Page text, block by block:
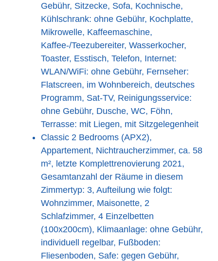
Gebühr, Sitzecke, Sofa, Kochnische,
Kühlschrank: ohne Gebühr, Kochplatte,
Mikrowelle, Kaffeemaschine,
Kaffee-/Teezubereiter, Wasserkocher,
Toaster, Esstisch, Telefon, Internet:
WLAN/WiFi: ohne Gebühr, Fernseher:
Flatscreen, im Wohnbereich, deutsches
Programm, Sat-TV, Reinigungsservice:
ohne Gebühr, Dusche, WC, Föhn,
Terrasse: mit Liegen, mit Sitzgelegenheit
Classic 2 Bedrooms (APX2),
Appartement, Nichtraucherzimmer, ca. 58
m², letzte Komplettrenovierung 2021,
Gesamtanzahl der Räume in diesem
Zimmertyp: 3, Aufteilung wie folgt:
Wohnzimmer, Maisonette, 2
Schlafzimmer, 4 Einzelbetten
(100x200cm), Klimaanlage: ohne Gebühr,
individuell regelbar, Fußboden:
Fliesenboden, Safe: gegen Gebühr,